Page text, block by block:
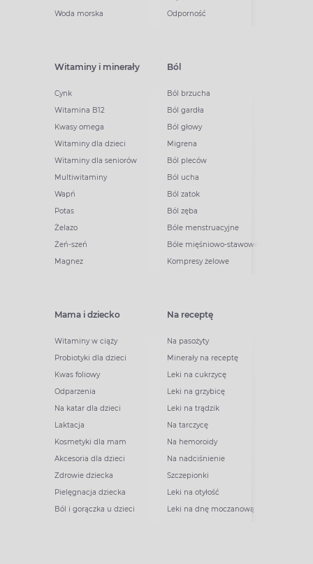
Woda morska
Odporność
Witaminy i minerały
Cynk
Witamina B12
Kwasy omega
Witaminy dla dzieci
Witaminy dla seniorów
Multiwitaminy
Wapń
Potas
Żelazo
Żeń-szeń
Magnez
Ból
Ból brzucha
Ból gardła
Ból głowy
Migrena
Ból pleców
Ból ucha
Ból zatok
Ból zęba
Bóle menstruacyjne
Bóle mięśniowo-stawowe
Kompresy żelowe
Mama i dziecko
Witaminy w ciąży
Probiotyki dla dzieci
Kwas foliowy
Odparzenia
Na katar dla dzieci
Laktacja
Kosmetyki dla mam
Akcesoria dla dzieci
Zdrowie dziecka
Pielęgnacja dziecka
Ból i gorączka u dzieci
Na receptę
Na pasożyty
Minerały na receptę
Leki na cukrzycę
Leki na grzybicę
Leki na trądzik
Na tarczycę
Na hemoroidy
Na nadciśnienie
Szczepionki
Leki na otyłość
Leki na dnę moczanową